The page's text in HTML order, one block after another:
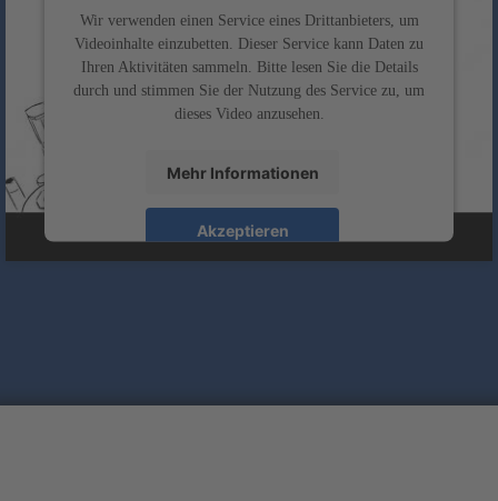
Wir verwenden einen Service eines Drittanbieters, um
Videoinhalte einzubetten. Dieser Service kann Daten zu
Ihren Aktivitäten sammeln. Bitte lesen Sie die Details
durch und stimmen Sie der Nutzung des Service zu, um
dieses Video anzusehen.
Mehr Informationen
Akzeptieren